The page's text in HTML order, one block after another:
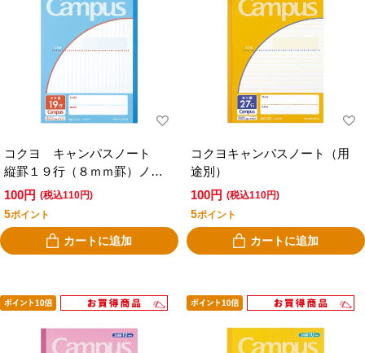
コクヨ キャンパスノート
縦罫１９行（８ｍｍ罫）ノ－
３０Ｍ１９
100円 (税込110円)
5ポイント
カートに追加
コクヨキャンパスノート（用
途別）
100円 (税込110円)
5ポイント
カートに追加